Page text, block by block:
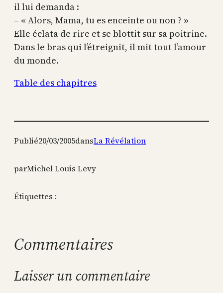
il lui demanda :
– « Alors, Mama, tu es enceinte ou non ? »
Elle éclata de rire et se blottit sur sa poitrine.
Dans le bras qui l’étreignit, il mit tout l’amour
du monde.
Table des chapitres
Publié20/03/2005dansLa Révélation
parMichel Louis Levy
Étiquettes :
Commentaires
Laisser un commentaire